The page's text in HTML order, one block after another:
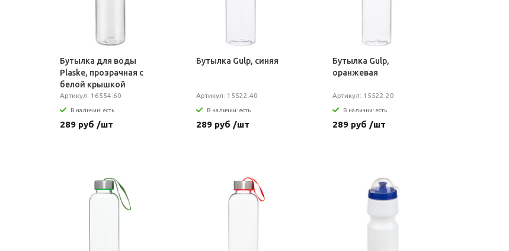
Бутылка для воды
Plaske, прозрачная с
белой крышкой
Артикул: 16554.60
В наличии: есть
289 руб /шт
Бутылка Gulp, синяя
Артикул: 15522.40
В наличии: есть
289 руб /шт
Бутылка Gulp,
оранжевая
Артикул: 15522.20
В наличии: есть
289 руб /шт